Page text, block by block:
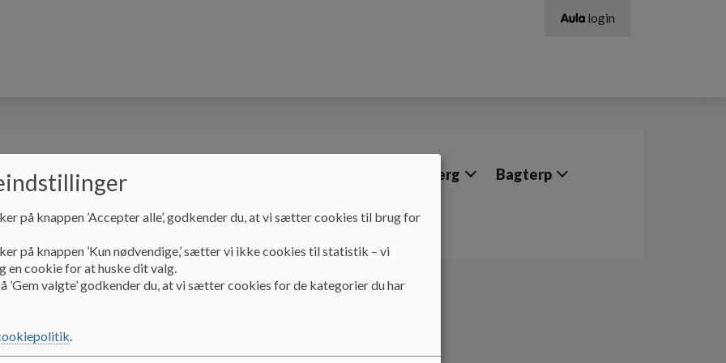
login
os på sociale medier Muldbjerg Bagterp
Kontakt Links Elitesportsklasser
Undervisningssted
på knappen ’Accepter alle’, godkender du, at vi sætter cookies til brug for
på knappen ’Kun nødvendige,’ sætter vi ikke cookies til statistik – vi
en cookie for at huske dit valg.
’Gem valgte’ godkender du, at vi sætter cookies for de kategorier du har
.